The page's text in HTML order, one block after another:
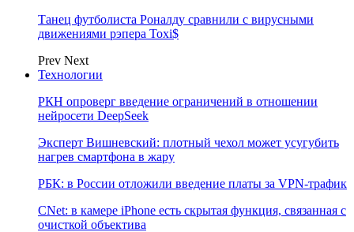
Танец футболиста Роналду сравнили с вирусными
движениями рэпера Toxi$
Prev Next
Технологии
РКН опроверг введение ограничений в отношении
нейросети DeepSeek
Эксперт Вишневский: плотный чехол может усугубить
нагрев смартфона в жару
РБК: в России отложили введение платы за VPN-трафик
CNet: в камере iPhone есть скрытая функция, связанная с
очисткой объектива